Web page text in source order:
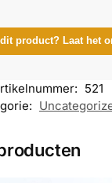
product? Laat het
521